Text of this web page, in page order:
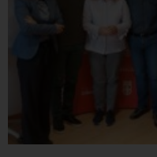
godine. „Požarevac je naš
odnosite sa poštovanjem i
građanima omogućiti
ćemo i mladim
volonterski rad, kao i
Drago nam je da viziju
kompanijom Bambi i